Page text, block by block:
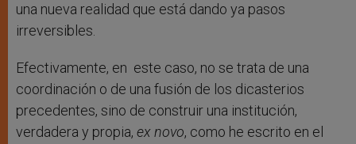
una nueva realidad que está dando ya pasos
irreversibles.
Efectivamente, en este caso, no se trata de una
coordinación o de una fusión de los dicasterios
precedentes, sino de construir una institución,
verdadera y propia, ex novo, como he escrito en el